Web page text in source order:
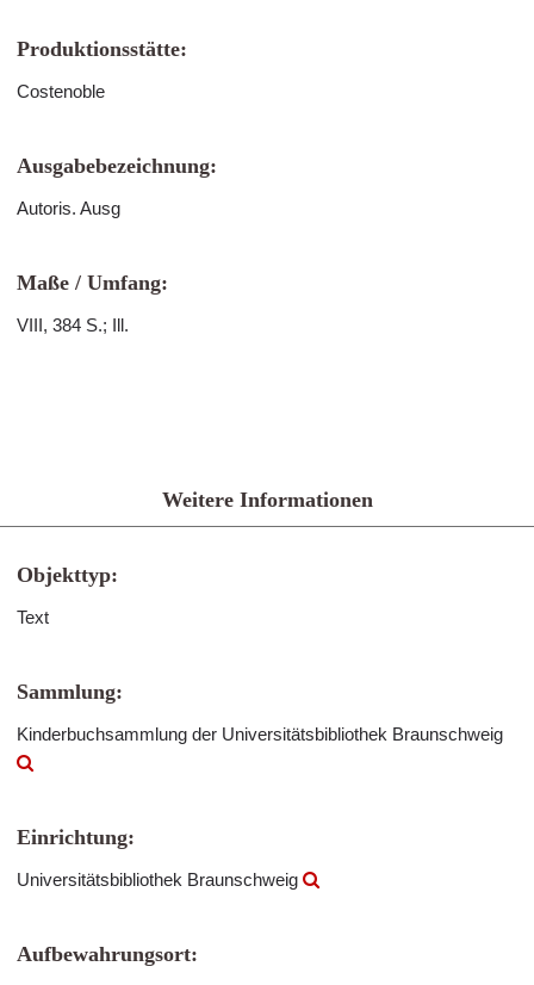
Produktionsstätte:
Costenoble
Ausgabebezeichnung:
Autoris. Ausg
Maße / Umfang:
VIII, 384 S.; Ill.
Weitere Informationen
Objekttyp:
Text
Sammlung:
Kinderbuchsammlung der Universitätsbibliothek Braunschweig
Einrichtung:
Universitätsbibliothek Braunschweig
Aufbewahrungsort: